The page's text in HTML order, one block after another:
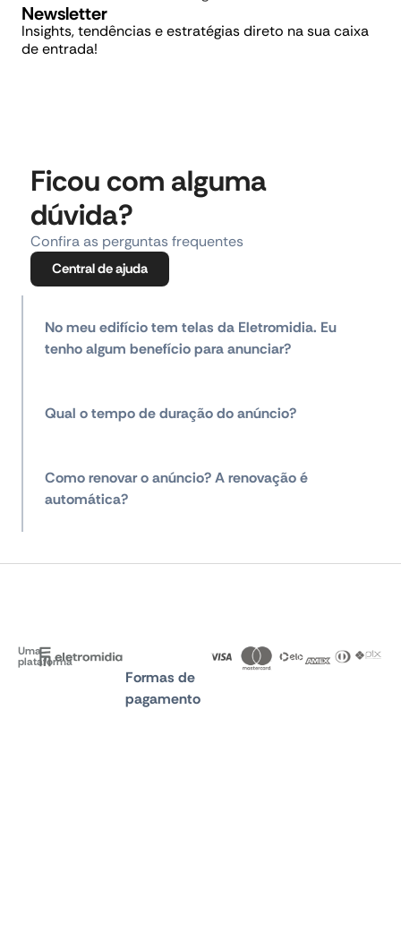
Newsletter
Insights, tendências e estratégias direto na sua caixa
de entrada!
Ficou com alguma
dúvida?
Confira as perguntas frequentes
Central de ajuda
No meu edifício tem telas da Eletromidia. Eu
tenho algum benefício para anunciar?
Qual o tempo de duração do anúncio?
Como renovar o anúncio? A renovação é
automática?
Uma
plataforma
Formas de
pagamento